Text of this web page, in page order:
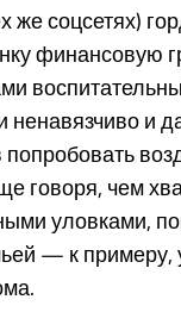
соцсетях)
финансовую
ненавязчиво и
чем
уловками,
— к примеру,